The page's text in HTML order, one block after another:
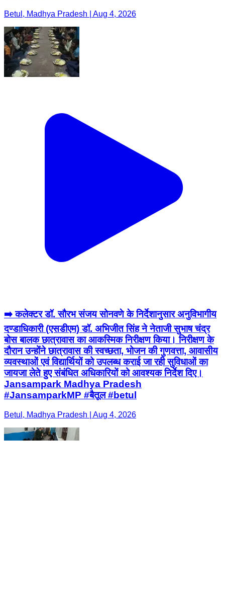
Betul, Madhya Pradesh | Aug 4, 2026
➡️ कलेक्टर डॉ. सौरभ संजय सोनवणे के निर्देशानुसार अनुविभागीय
दण्डाधिकारी (एसडीएम) डॉ. अभिजीत सिंह ने नेताजी सुभाष चंद्र
बोस बालक छात्रावास का आकस्मिक निरीक्षण किया। निरीक्षण के
दौरान उन्होंने छात्रावास की स्वच्छता, भोजन की गुणवत्ता, आवासीय
व्यवस्थाओं एवं विद्यार्थियों को उपलब्ध कराई जा रही सुविधाओं का
जायजा लेते हुए संबंधित अधिकारियों को आवश्यक निर्देश दिए।
Jansampark Madhya Pradesh
#JansamparkMP #बैतूल #betul
Betul, Madhya Pradesh | Aug 4, 2026